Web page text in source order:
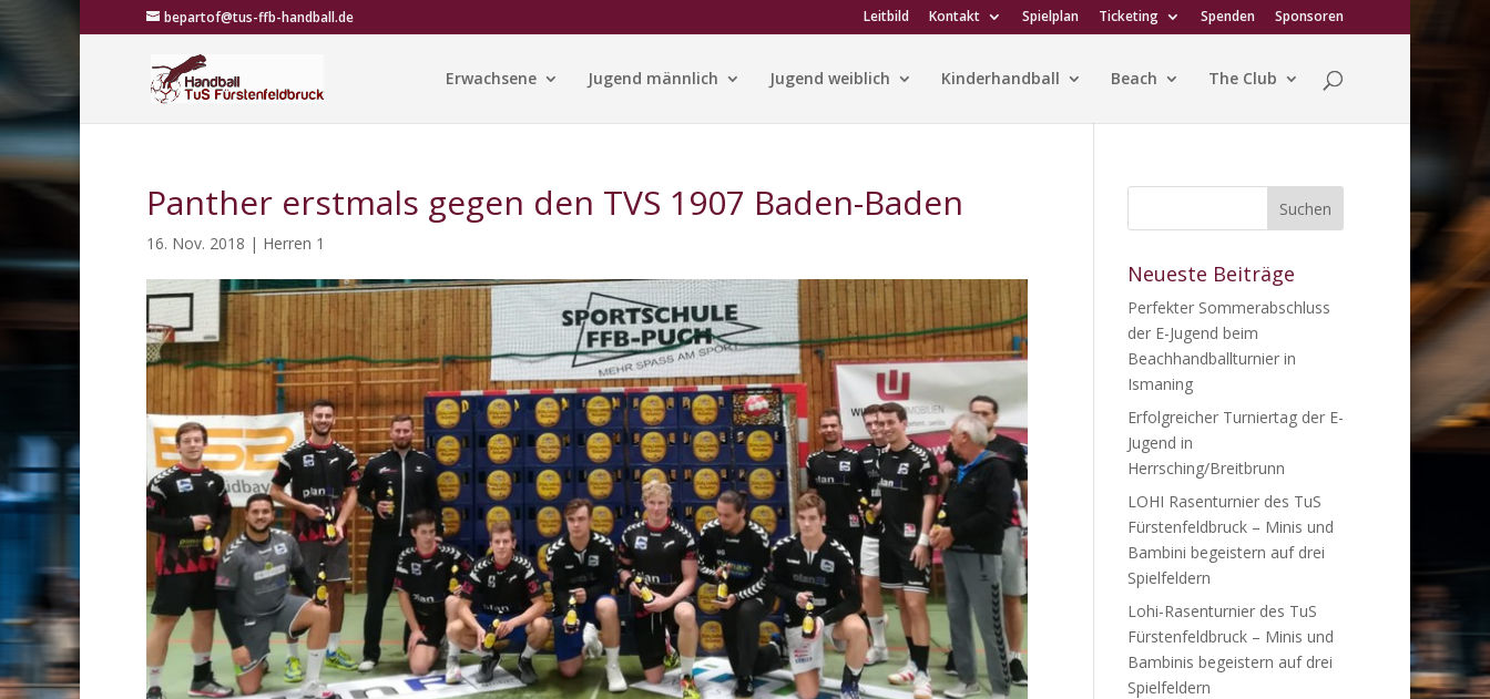
bepartof@tus-ffb-handball.de Leitbild Kontakt Spielplan Ticketing Spenden Sponsoren
Erwachsene Jugend männlich Jugend weiblich Kinderhandball Beach The Club
Panther erstmals gegen den TVS 1907 Baden-Baden
16. Nov. 2018 | Herren 1
Neueste Beiträge
Perfekter Sommerabschluss
der E-Jugend beim
Beachhandballturnier in
Ismaning
Erfolgreicher Turniertag der E-
Jugend in
Herrsching/Breitbrunn
LOHI Rasenturnier des TuS
Fürstenfeldbruck – Minis und
Bambini begeistern auf drei
Spielfeldern
Lohi-Rasenturnier des TuS
Fürstenfeldbruck – Minis und
Bambinis begeistern auf drei
Spielfeldern